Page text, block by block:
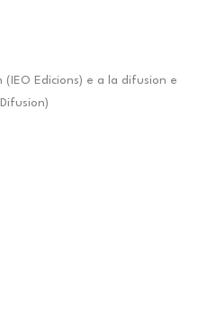
(IEO Edicions) e a la difusion e